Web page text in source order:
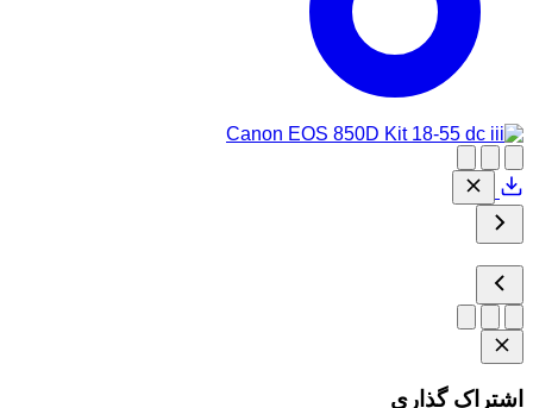
اشتراک گذاری